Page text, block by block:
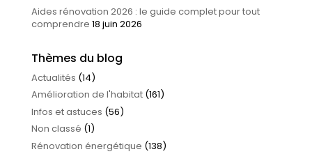
Aides rénovation 2026 : le guide complet pour tout
comprendre 18 juin 2026
Thèmes du blog
Actualités (14)
Amélioration de l'habitat(161)
Infos et astuces (56)
Non classé (1)
Rénovation énergétique (138)